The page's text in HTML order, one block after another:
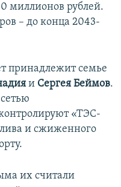
миллионов рублей.
– до конца 2043-
принадлежит семье
и Сергея Беймов.
«ТЭС-
и сжиженного
их считали